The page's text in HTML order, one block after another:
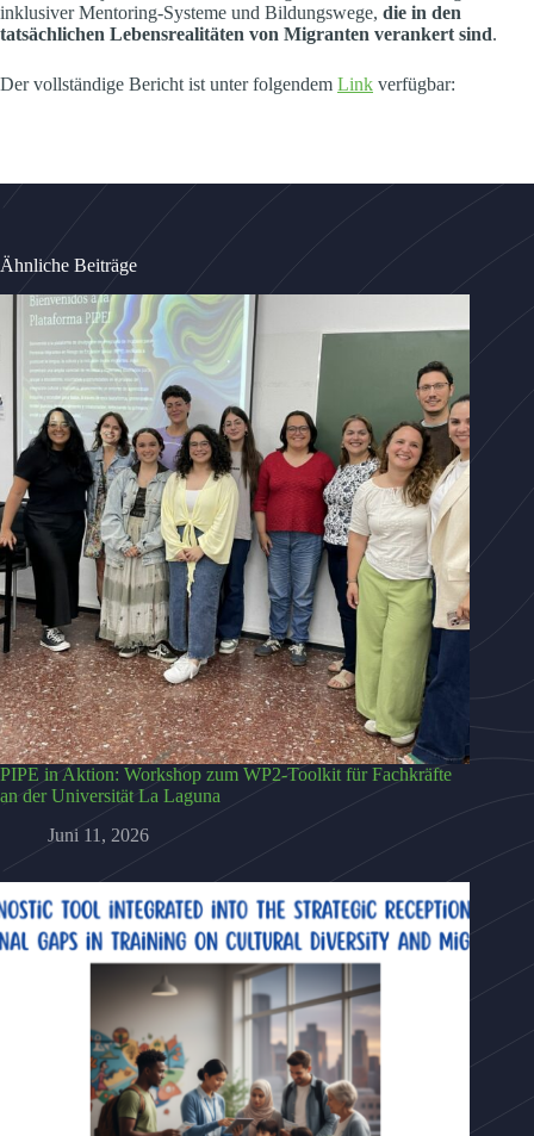
inklusiver Mentoring-Systeme und Bildungswege, die in den
tatsächlichen Lebensrealitäten von Migranten verankert sind.
Der vollständige Bericht ist unter folgendem Link verfügbar:
Ähnliche Beiträge
PIPE in Aktion: Workshop zum WP2-Toolkit für Fachkräfte
an der Universität La Laguna
Juni 11, 2026